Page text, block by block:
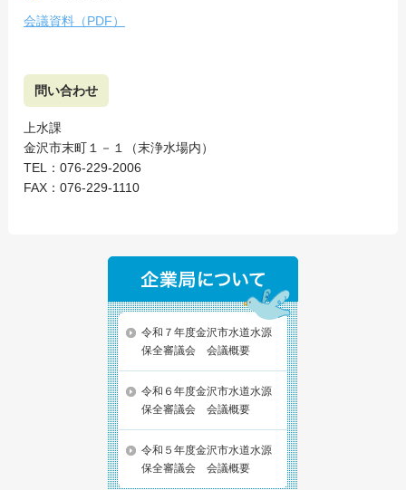
会議資料（PDF）
問い合わせ
上水課
金沢市末町１－１（末浄水場内）
TEL：076-229-2006
FAX：076-229-1110
令和７年度金沢市水道水源
保全審議会 会議概要
令和６年度金沢市水道水源
保全審議会 会議概要
令和５年度金沢市水道水源
保全審議会 会議概要